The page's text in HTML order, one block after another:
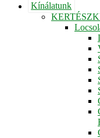
Kínálatunk